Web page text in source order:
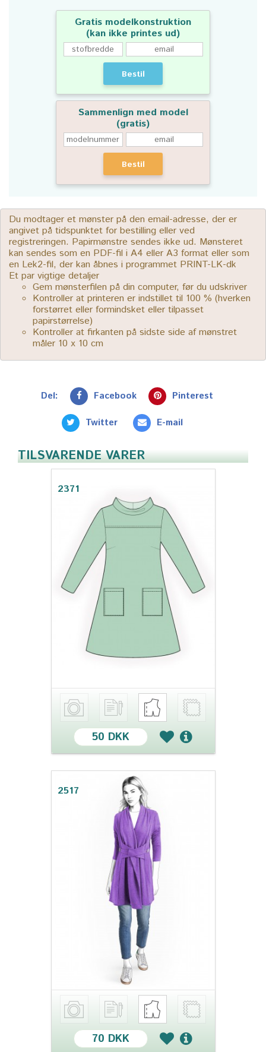
Gratis modelkonstruktion
(kan ikke printes ud)
Bestil
Sammenlign med model
(gratis)
Bestil
Du modtager et mønster på den email-adresse, der er
angivet på tidspunktet for bestilling eller ved
registreringen. Papirmønstre sendes ikke ud. Mønsteret
kan sendes som en PDF-fil i A4 eller A3 format eller som
en Lek2-fil, der kan åbnes i programmet PRINT-LK-dk
Et par vigtige detaljer
Gem mønsterfilen på din computer, før du udskriver
Kontroller at printeren er indstillet til 100 % (hverken
forstørret eller formindsket eller tilpasset
papirstørrelse)
Kontroller at firkanten på sidste side af mønstret
måler 10 x 10 cm
Del: Facebook Pinterest
Twitter E-mail
TILSVARENDE VARER
2371
50 DKK
2517
70 DKK